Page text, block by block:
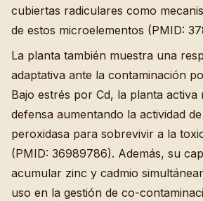
cubiertas radiculares como
de estos microelementos (PMID:
La planta también muestra una
adaptativa ante la contaminación
Bajo estrés por Cd, la planta activa
defensa aumentando la actividad
peroxidasa para sobrevivir a la
(PMID: 36989786). Además, su
acumular zinc y cadmio
uso en la gestión de co-